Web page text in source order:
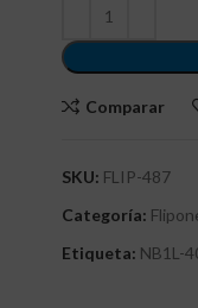
Comparar
SKU: FLIP-487
Categoría:
Etiqueta: NB1L-